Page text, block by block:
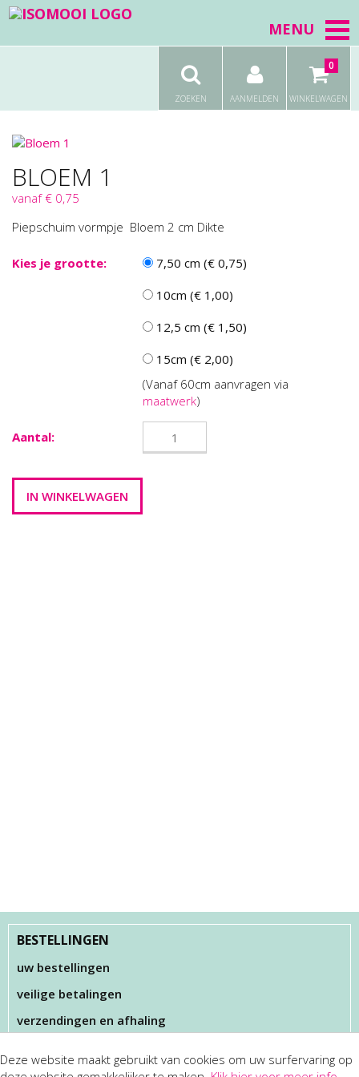
MENU
ZOEKEN AANMELDEN WINKELWAGEN
0
BLOEM 1
vanaf € 0,75
Piepschuim vormpje Bloem 2 cm Dikte
Kies je grootte:
7,50 cm (€ 0,75)
10cm (€ 1,00)
12,5 cm (€ 1,50)
15cm (€ 2,00)
(Vanaf 60cm aanvragen via
maatwerk)
Aantal:
BESTELLINGEN
uw bestellingen
veilige betalingen
verzendingen en afhaling
KLANTENSERVICES
Deze website maakt gebruikt van cookies om uw surfervaring op